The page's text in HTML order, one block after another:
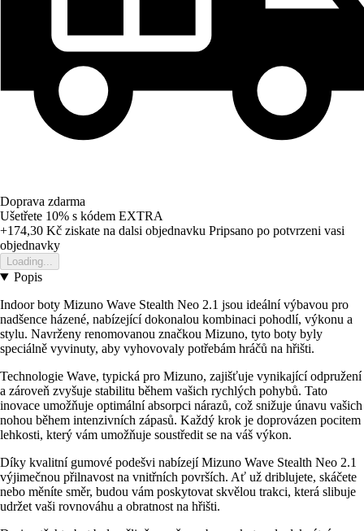
Doprava zdarma
Ušetřete 10% s kódem EXTRA
+174,30 Kč ziskate na dalsi objednavku Pripsano po potvrzeni vasi
objednavky
Loading...
Popis
Indoor boty Mizuno Wave Stealth Neo 2.1 jsou ideální výbavou pro
nadšence házené, nabízející dokonalou kombinaci pohodlí, výkonu a
stylu. Navrženy renomovanou značkou Mizuno, tyto boty byly
speciálně vyvinuty, aby vyhovovaly potřebám hráčů na hřišti.
Technologie Wave, typická pro Mizuno, zajišťuje vynikající odpružení
a zároveň zvyšuje stabilitu během vašich rychlých pohybů. Tato
inovace umožňuje optimální absorpci nárazů, což snižuje únavu vašich
nohou během intenzivních zápasů. Každý krok je doprovázen pocitem
lehkosti, který vám umožňuje soustředit se na váš výkon.
Díky kvalitní gumové podešvi nabízejí Mizuno Wave Stealth Neo 2.1
výjimečnou přilnavost na vnitřních površích. Ať už driblujete, skáčete
nebo měníte směr, budou vám poskytovat skvělou trakci, která slibuje
udržet vaši rovnováhu a obratnost na hřišti.